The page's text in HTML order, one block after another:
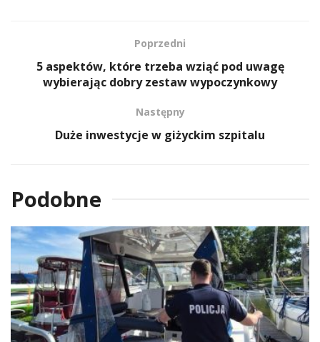
Poprzedni
5 aspektów, które trzeba wziąć pod uwagę
wybierając dobry zestaw wypoczynkowy
Następny
Duże inwestycje w giżyckim szpitalu
Podobne